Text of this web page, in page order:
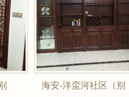
海安-洋蛮河社区（别